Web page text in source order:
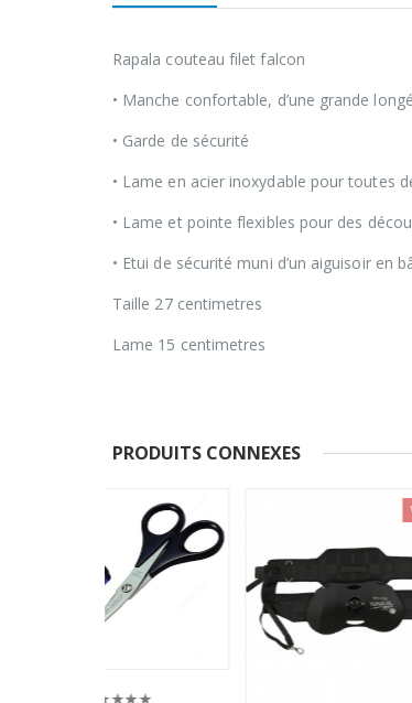
Rapala couteau filet falcon
• Manche confortable, d’une grande
• Garde de sécurité
• Lame en acier inoxydable pour toutes
• Lame et pointe flexibles pour des
• Etui de sécurité muni d’un aiguisoir en
Taille 27 centimetres
Lame 15 centimetres
PRODUITS CONNEXES